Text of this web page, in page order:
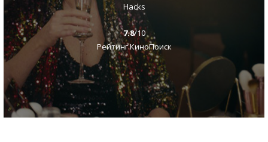
Hacks
7.8/10
Рейтинг КиноПоиск